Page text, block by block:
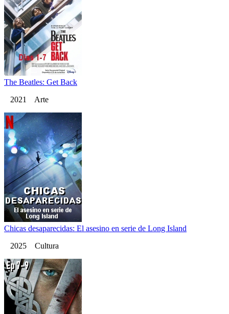
The Beatles: Get Back
2021 Arte
Chicas desaparecidas: El asesino en serie de Long Island
2025 Cultura